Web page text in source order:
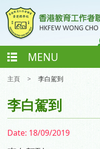
MENU
主頁 > 李白駕到
李白駕到
Date: 18/09/2019